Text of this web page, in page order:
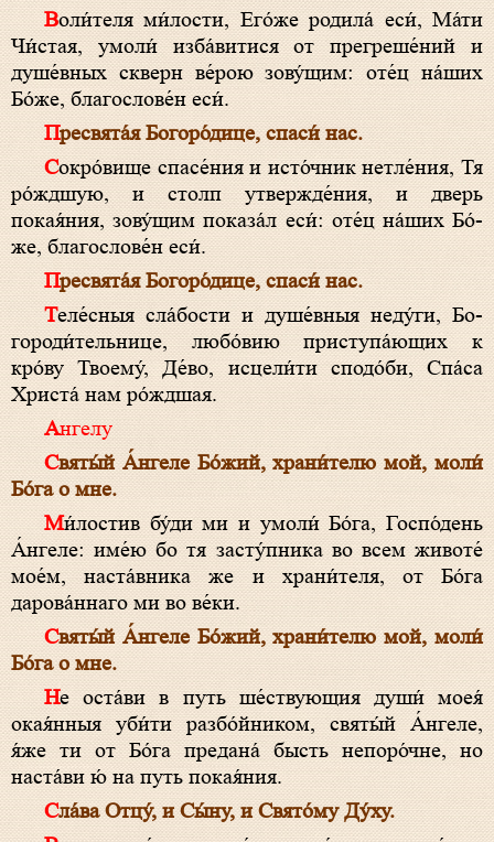
Воли́теля ми́­ло­сти, Его́же родила́ еси́, Ма́­ти
Чи́с­тая, умоли́ изба́витися от прегреше́ний и
душе́вных скверн ве́рою зову́щим: оте́ц на́ших
Бо́­же, бла­гослове́н еси́.
Пре­свя­та́я Бо­го­ро́­ди­це, спа­си́ нас.
Сокро́вище спа­се́ния и исто́чник нетле́ния, Тя
ро́ждшую, и столп утвержде́ния, и дверь
покая́ния, зову́щим показа́л еси́: оте́ц на́ших Бо́­
же, бла­гослове́н еси́.
Пре­свя­та́я Бо­го­ро́­ди­це, спа­си́ нас.
Теле́сныя сла́бости и душе́вныя неду́ги, Бо­
городи́тельнице, любо́вию приступа́ющих к
кро́ву Твоему́, Де́­во, исцели́ти сподо́би, Спа́­са
Хри­ста́ нам ро́ждшая.
Ангелу
Свя­ты́й А́н­ге­ле Бо́­жий, храни́телю мой, моли́
Бо́­га о мне.
Ми́­ло­стив бу́ди ми и умоли́ Бо́­га, Гос­по́­день
А́н­ге­ле: име́ю бо тя засту́пника во всем животе́
мое́м, наста́вника же и храни́теля, от Бо́­га
дарова́ннаго ми во ве́ки.
Свя­ты́й А́н­ге­ле Бо́­жий, храни́телю мой, моли́
Бо́­га о мне.
Не оста́ви в путь ше́ствующия души́ моея́
окая́нныя уби́ти разбо́йником, свя­ты́й А́н­ге­ле,
я́же ти от Бо́­га предана́ бысть непоро́чне, но
наста́ви ю́ на путь покая́ния.
Сла́ва От­цу́, и Сы́­ну, и Свя­то́­му Ду́­ху.